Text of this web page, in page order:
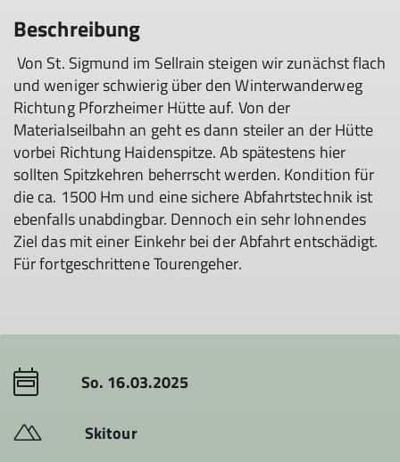
Beschreibung
Von St. Sigmund im Sellrain steigen wir zunächst flach
und weniger schwierig über den Winterwanderweg
Richtung Pforzheimer Hütte auf. Von der
Materialseilbahn an geht es dann steiler an der Hütte
vorbei Richtung Haidenspitze. Ab spätestens hier
sollten Spitzkehren beherrscht werden. Kondition für
die ca. 1500 Hm und eine sichere Abfahrtstechnik ist
ebenfalls unabdingbar. Dennoch ein sehr lohnendes
Ziel das mit einer Einkehr bei der Abfahrt entschädigt.
Für fortgeschrittene Tourengeher.
So. 16.03.2025
Skitour